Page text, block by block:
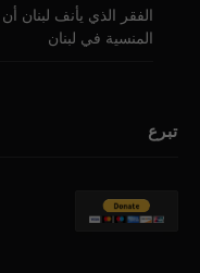
الفقر الذي يأنف لبنان
المنسية في لبنان
تبرع